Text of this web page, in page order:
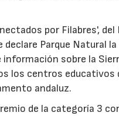
por Filabres', del
Parque Natural la
sobre la
los centros educativos
andaluz.
de la categoría 3